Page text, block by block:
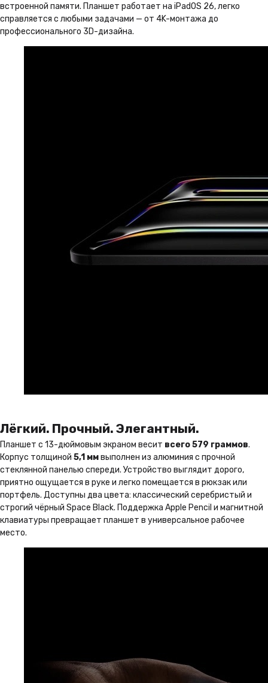
встроенной памяти. Планшет работает на iPadOS 26, легко
справляется с любыми задачами — от 4K-монтажа до
профессионального 3D-дизайна.
Лёгкий. Прочный. Элегантный.
Планшет с 13-дюймовым экраном весит всего 579 граммов.
Корпус толщиной 5,1 ммвыполнен из алюминия с прочной
стеклянной панелью спереди. Устройство выглядит дорого,
приятно ощущается в руке и легко помещается в рюкзак или
портфель. Доступны два цвета: классический серебристый и
строгий чёрный Space Black. Поддержка Apple Pencil и магнитной
клавиатуры превращает планшет в универсальное рабочее
место.